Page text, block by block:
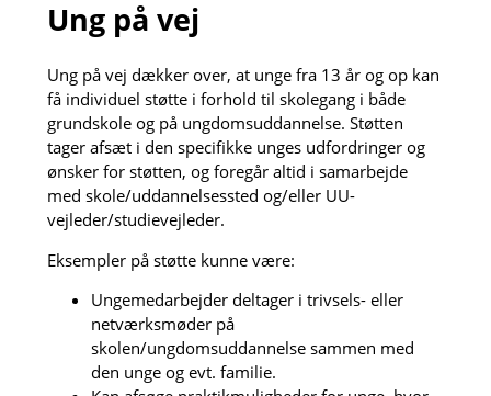
Ung på vej
Ung på vej dækker over, at unge fra 13 år og op kan
få individuel støtte i forhold til skolegang i både
grundskole og på ungdomsuddannelse. Støtten
tager afsæt i den specifikke unges udfordringer og
ønsker for støtten, og foregår altid i samarbejde
med skole/uddannelsessted og/eller UU-
vejleder/studievejleder.
Eksempler på støtte kunne være:
Ungemedarbejder deltager i trivsels- eller
netværksmøder på
skolen/ungdomsuddannelse sammen med
den unge og evt. familie.